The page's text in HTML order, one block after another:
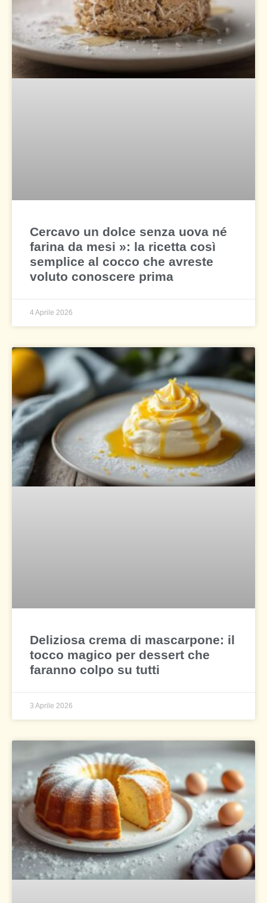
Cercavo un dolce senza uova né
farina da mesi »: la ricetta così
semplice al cocco che avreste
voluto conoscere prima
4 Aprile 2026
Deliziosa crema di mascarpone: il
tocco magico per dessert che
faranno colpo su tutti
3 Aprile 2026